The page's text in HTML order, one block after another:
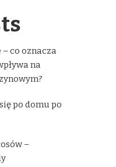
co oznacza
na
po domu po
–